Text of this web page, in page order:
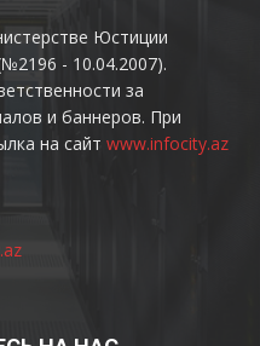
Юстиции
- 10.04.2007).
за
и баннеров. При
на сайт www.infocity.az